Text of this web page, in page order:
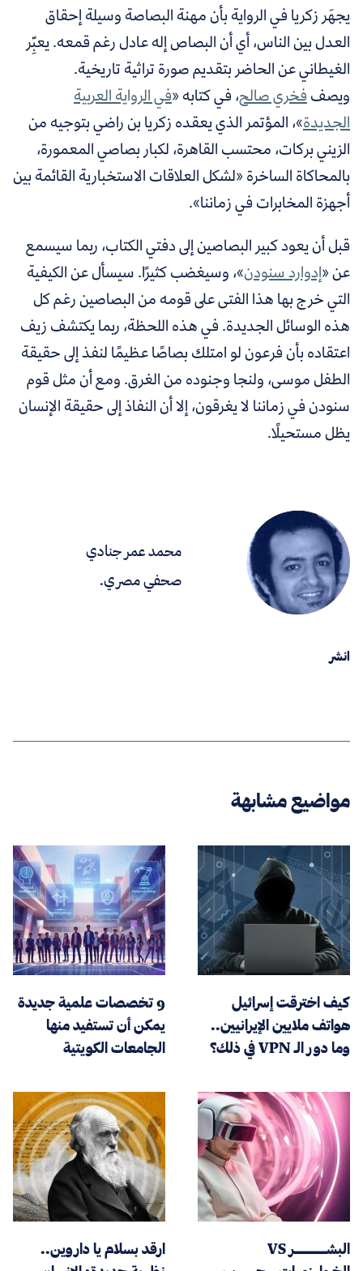
محمد عمر جنادي
صحفي مصري.
انشر
يجهَر زكريا في الرواية بأن مهنة البصاصة وسيلة إحقاق
العدل بين الناس، أي أن البصاص إله عادل رغم قمعه. يعبِّر
الغيطاني عن الحاضر بتقديم صورة تراثية تاريخية.
ويصففخري صالح،في كتابه «في الرواية العربية
الجديدة»، المؤتمر الذي يعقده زكريا بن راضي بتوجيه من
الزيني بركات، محتسب القاهرة، لكبار بصاصي المعمورة،
بالمحاكاة الساخرة «لشكل العلاقات الاستخبارية القائمة بين
أجهزة المخابرات في زماننا».
قبل أن يعود كبير البصاصين إلى دفتي الكتاب،ربما سيسمع
عن «إدوارد سنودن»، وسيغضب كثيرًا. سيسأل عن الكيفية
التي خرج بها هذا الفتى على قومه من البصاصين رغم كل
هذه الوسائل الجديدة. في هذه اللحظة، ربما يكتشف زيف
اعتقاده بأن فرعون لو امتلك بصاصًا عظيمًا لنفذ إلى حقيقة
الطفل موسى، ولنجا وجنوده من الغرق. ومع أن مثل قوم
سنودن في زماننا لا يغرقون، إلا أن النفاذ إلى حقيقة الإنسان
يظل مستحيلًا.
مواضيع مشابهة
كيف اخترقت إسرائيل
هواتف ملايين الإيرانيين..
وما دور الـ VPN في ذلك؟
9 تخصصات علمية جديدة
يمكن أن تستفيد منها
الجامعات الكويتية
البشـــــــــــــر VS
ارقد بسلام يا داروين..